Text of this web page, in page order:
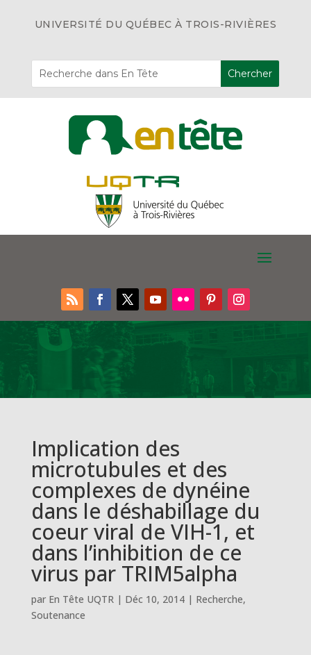
UNIVERSITÉ DU QUÉBEC À TROIS-RIVIÈRES
Implication des
microtubules et des
complexes de dynéine
dans le déshabillage du
coeur viral de VIH-1, et
dans l’inhibition de ce
virus par TRIM5alpha
par En Tête UQTR| Déc 10, 2014| Recherche,
Soutenance